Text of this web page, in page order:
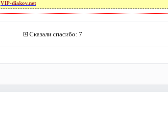
VIP-diakov.net
Сказали спасибо: 7